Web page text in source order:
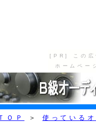
[PR] この広
ホームペー
ＯＰ ＞ 使っている